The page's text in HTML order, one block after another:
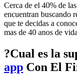
Cerca de el 40% de
encuentran buscando
que te decidas a
mas de 40 anos de
?Cual es la
app Con El